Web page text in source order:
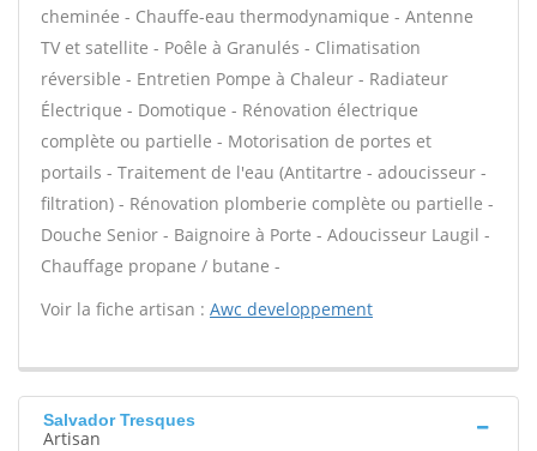
cheminée - Chauffe-eau thermodynamique - Antenne
TV et satellite - Poêle à Granulés - Climatisation
réversible - Entretien Pompe à Chaleur - Radiateur
Électrique - Domotique - Rénovation électrique
complète ou partielle - Motorisation de portes et
portails - Traitement de l'eau (Antitartre - adoucisseur -
filtration) - Rénovation plomberie complète ou partielle -
Douche Senior - Baignoire à Porte - Adoucisseur Laugil -
Chauffage propane / butane -
Voir la fiche artisan : Awc developpement
Salvador Tresques
Artisan